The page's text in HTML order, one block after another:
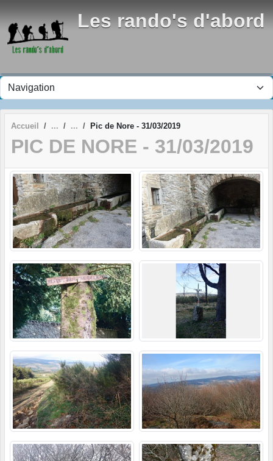
Les rando's d'abord
Accueil Pic de Nore - 31/03/2019
PIC DE NORE - 31/03/2019